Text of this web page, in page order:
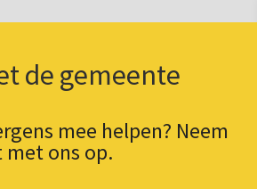
de gemeente
mee helpen? Neem
ons op.